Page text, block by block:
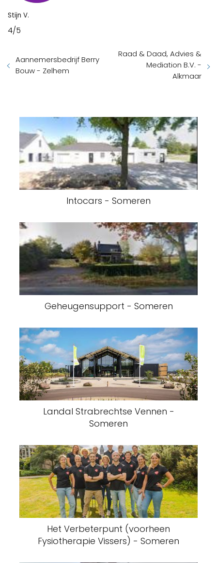
Stijn V.
4/5
Aannemersbedrijf Berry
Bouw - Zelhem
Raad & Daad, Advies &
Mediation B.V. -
Alkmaar
Intocars - Someren
Geheugensupport - Someren
Landal Strabrechtse Vennen -
Someren
Het Verbeterpunt (voorheen
Fysiotherapie Vissers) - Someren